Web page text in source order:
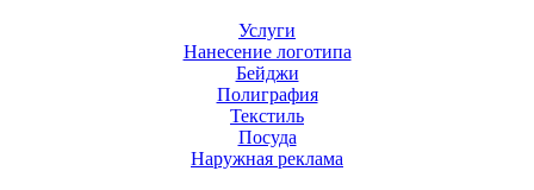
Услуги
Нанесение логотипа
Бейджи
Полиграфия
Текстиль
Посуда
Наружная реклама